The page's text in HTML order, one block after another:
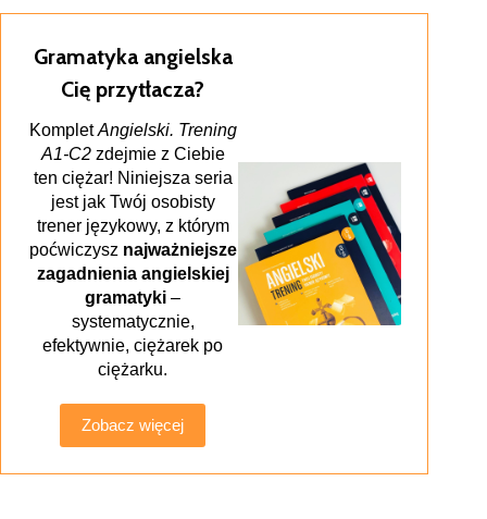
Gramatyka angielska
Cię przytłacza?
KompletAngielski. Trening
A1-C2zdejmie z Ciebie
ten ciężar! Niniejsza seria
jest jak Twój osobisty
trener językowy, z którym
poćwiczysz najważniejsze
zagadnienia angielskiej
gramatyki –
systematycznie,
efektywnie, ciężarek po
ciężarku.
Zobacz więcej